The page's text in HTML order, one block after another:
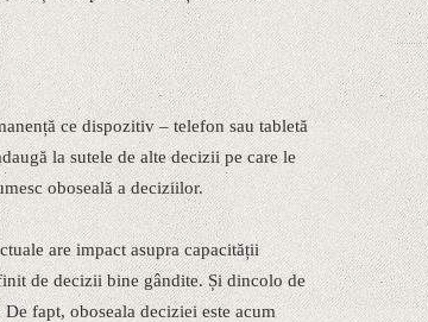
ce dispozitiv – telefon sau tabletă
la sutele de alte decizii pe care le
oboseală a deciziilor.
are impact asupra capacității
de decizii bine gândite. Și dincolo de
fapt, oboseala deciziei este acum